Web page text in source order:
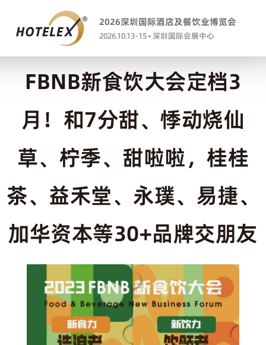
2026深圳国际酒店及餐饮业博览会
2026.10.13-15 • 深圳国际会展中心
FBNB新食饮大会定档3
月！和7分甜、悸动烧仙
草、柠季、甜啦啦，桂桂
茶、益禾堂、永璞、易捷、
加华资本等30+品牌交朋友